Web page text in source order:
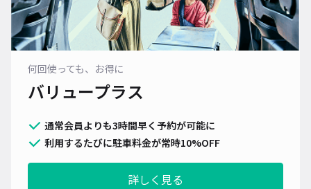
何回使っても、お得に
バリュープラス
通常会員よりも3時間早く予約が可能に
利用するたびに駐車料金が常時10%OFF
詳しく見る